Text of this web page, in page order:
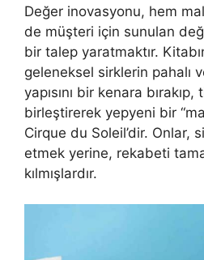
Değer inovasyonu, hem
de müşteri için sunulan
bir talep yaratmaktır.
geleneksel sirklerin pahalı
yapısını bir kenara
birleştirerek yepyeni bir
Cirque du Soleil’dir. Onlar,
etmek yerine, rekabeti
kılmışlardır.